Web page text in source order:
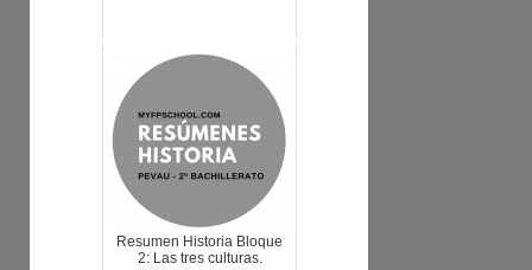
Resumen Historia Bloque
2: Las tres culturas.